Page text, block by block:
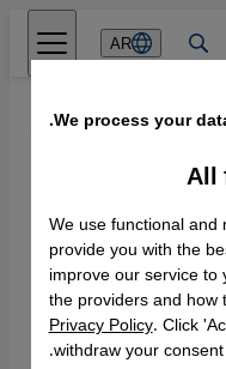
AR
إنسان"·
10.11.2020
الله
We process your
All
We use functional
provide you with the
improve our service
the providers and
Privacy Policy. Click
withdraw your